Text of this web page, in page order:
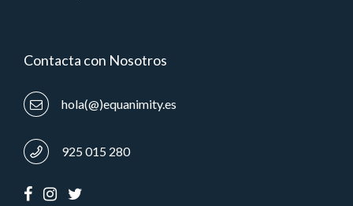
Contacta con Nosotros
hola(@)equanimity.es
925 015 280